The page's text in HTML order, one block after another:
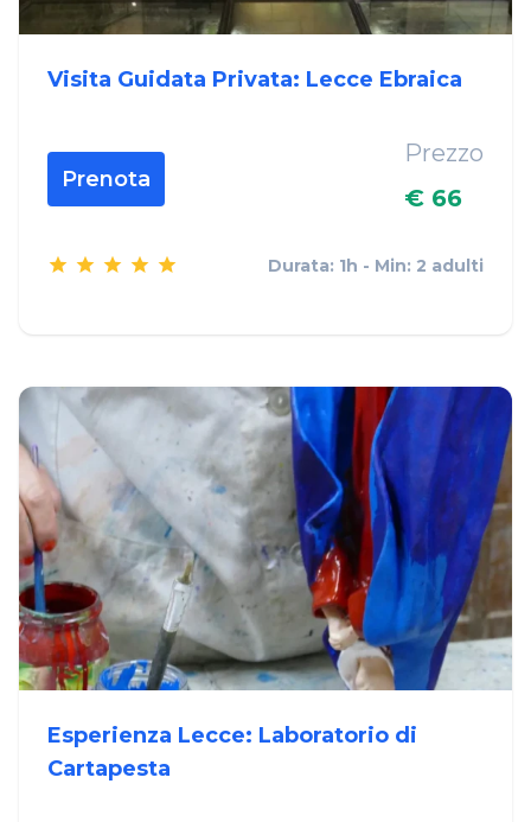
Visita Guidata Privata: Lecce Ebraica
Prenota
Prezzo
€ 66
Durata: 1h - Min: 2 adulti
Esperienza Lecce: Laboratorio di
Cartapesta